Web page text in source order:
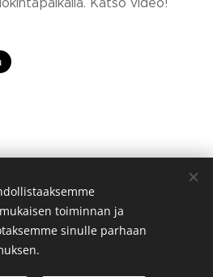
toiminnan ja
sinulle parhaan